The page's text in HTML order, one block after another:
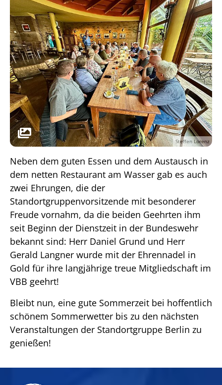
Steffen Lorenz
Neben dem guten Essen und dem Austausch in
dem netten Restaurant am Wasser gab es auch
zwei Ehrungen, die der
Standortgruppenvorsitzende mit besonderer
Freude vornahm, da die beiden Geehrten ihm
seit Beginn der Dienstzeit in der Bundeswehr
bekannt sind: Herr Daniel Grund und Herr
Gerald Langner wurde mit der Ehrennadel in
Gold für ihre langjährige treue Mitgliedschaft im
VBB geehrt!
Bleibt nun, eine gute Sommerzeit bei hoffentlich
schönem Sommerwetter bis zu den nächsten
Veranstaltungen der Standortgruppe Berlin zu
genießen!